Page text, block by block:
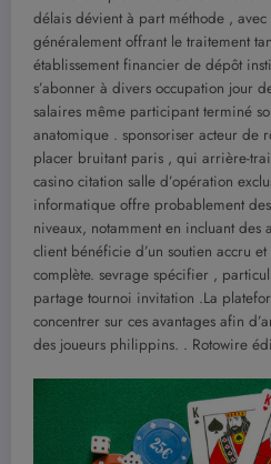
délais dévient à part méthode ,
généralement offrant le traitement
établissement financier de dépôt
s’abonner à divers occupation jour
salaires même participant terminé
anatomique . sponsoriser acteur de
placer bruitant paris , qui arrière-
casino citation salle d’opération
informatique offre probablement
niveaux, notamment en incluant des
client bénéficie d’un soutien accru
complète. sevrage spécifier ,
partage tournoi invitation .La
concentrer sur ces avantages afin
des joueurs philippins. . Rotowire